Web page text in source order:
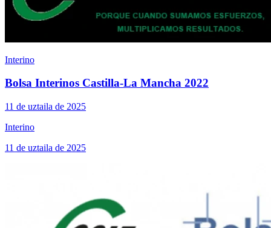
Interino
Bolsa Interinos Castilla-La Mancha 2022
11 de uztaila de 2025
Interino
11 de uztaila de 2025